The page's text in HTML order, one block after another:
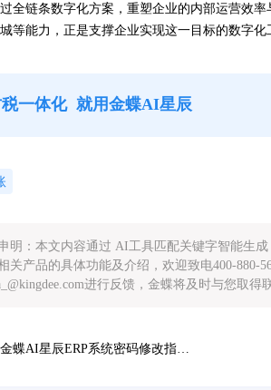
全链条数字化方案，重塑企业的内部运营效
等能力，正是支撑企业实现这一目标的数字化
一体化 就用金蝶AI星辰
明：本文内容通过 AI工具匹配关键字智能生
关产品的具体功能及介绍，欢迎致电400-880-
进行反馈，金蝶将及时与您取得